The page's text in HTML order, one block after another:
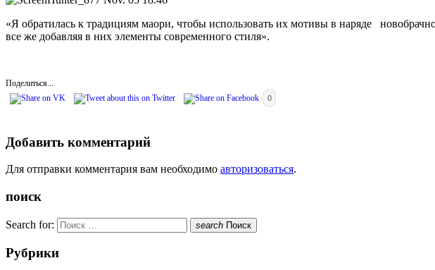
«Я обратилась к традициям маори, чтобы использовать их мотивы в наряде
все же добавляя в них элементы современного стиля».
Поделиться...
0
Добавить комментарий
Для отправки комментария вам необходимо авторизоваться.
поиск
Search for: search Поиск
Рубрики